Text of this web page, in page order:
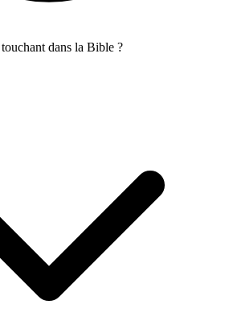
dans la Bible ?